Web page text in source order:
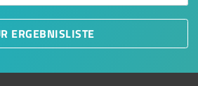
ERGEBNISLISTE